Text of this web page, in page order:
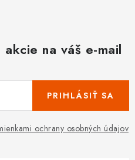
na váš e-mail
ochrany osobných údajov
PRIHLÁSIŤ SA